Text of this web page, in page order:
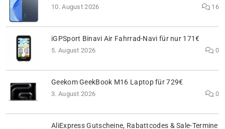
10. August 2026 16
iGPSport Binavi Air Fahrrad-Navi für nur 171€
5. August 2026 0
Geekom GeekBook M16 Laptop für 729€
3. August 2026 0
AliExpress Gutscheine, Rabattcodes & Sale-Termine